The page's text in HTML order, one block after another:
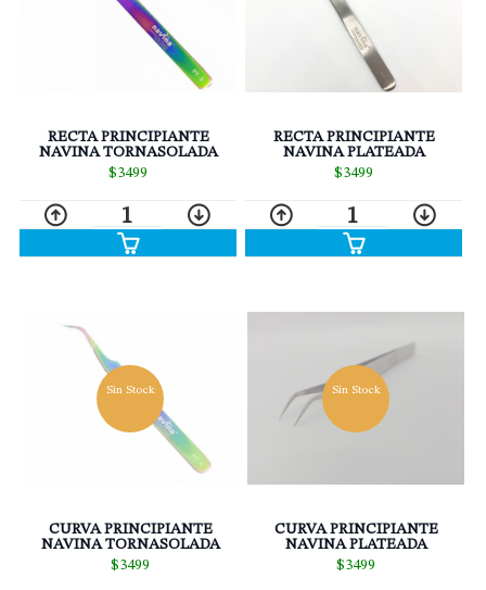
RECTA PRINCIPIANTE
NAVINA TORNASOLADA
$3499
1
RECTA PRINCIPIANTE
NAVINA PLATEADA
$3499
1
Sin Stock
CURVA PRINCIPIANTE
NAVINA TORNASOLADA
$3499
Sin Stock
CURVA PRINCIPIANTE
NAVINA PLATEADA
$3499